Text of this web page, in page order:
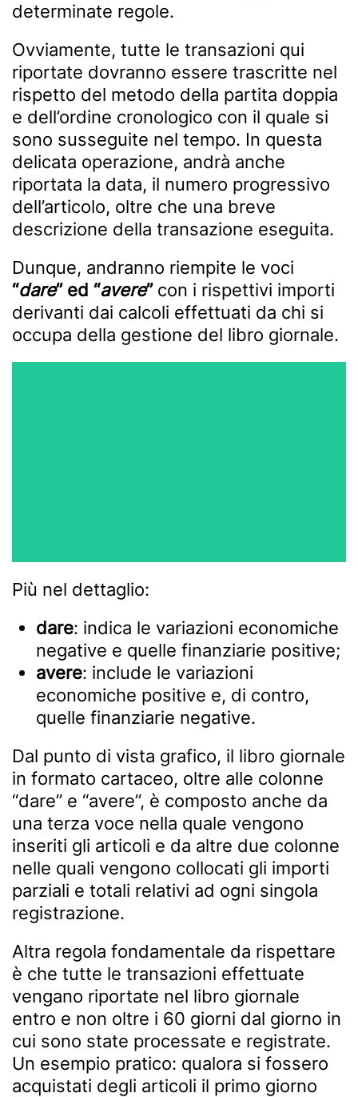
determinate regole.
Ovviamente, tutte le transazioni qui
riportate dovranno essere trascritte nel
rispetto del metodo della partita doppia
e dell’ordine cronologico con il quale si
sono susseguite nel tempo. In questa
delicata operazione, andrà anche
riportata la data, il numero progressivo
dell’articolo, oltre che una breve
descrizione della transazione eseguita.
Dunque, andranno riempite le voci
“dare” ed “avere”con i rispettivi importi
derivanti dai calcoli effettuati da chi si
occupa della gestione del libro giornale.
Più nel dettaglio:
dare: indica le variazioni economiche
negative e quelle finanziarie positive;
avere: include le variazioni
economiche positive e, di contro,
quelle finanziarie negative.
Dal punto di vista grafico, il libro giornale
in formato cartaceo, oltre alle colonne
“dare” e “avere”, è composto anche da
una terza voce nella quale vengono
inseriti gli articoli e da altre due colonne
nelle quali vengono collocati gli importi
parziali e totali relativi ad ogni singola
registrazione.
Altra regola fondamentale da rispettare
è che tutte le transazioni effettuate
vengano riportate nel libro giornale
entro e non oltre i 60 giorni dal giorno in
cui sono state processate e registrate.
Un esempio pratico: qualora si fossero
acquistati degli articoli il primo giorno